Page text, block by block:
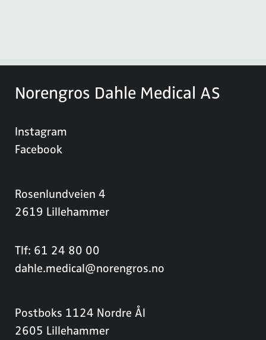
Norengros Dahle Medical AS
Instagram
Facebook
Rosenlundveien 4
2619 Lillehammer
Tlf: 61 24 80 00
dahle.medical@norengros.no
Postboks 1124 Nordre Ål
2605 Lillehammer